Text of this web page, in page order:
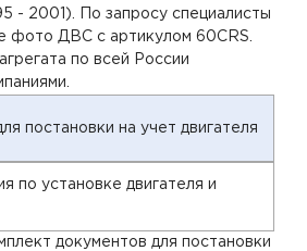
- 2001). По запросу специалисты
фото ДВС с артикулом 60CRS.
по всей России
постановки на учет двигателя
по установке двигателя и
документов для постановки